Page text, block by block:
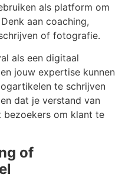
als platform om
aan coaching,
of fotografie.
als een digitaal
jouw expertise kunnen
te schrijven
dat je verstand van
om klant te
of